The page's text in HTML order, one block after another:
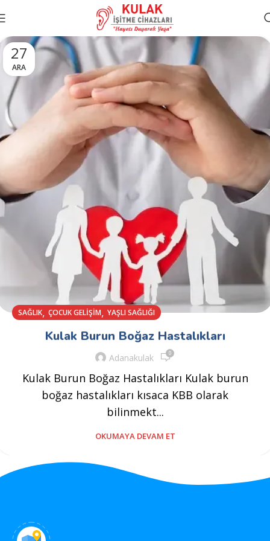
27
ARA
SAĞLIK, ÇOCUK GELIŞIM, YAŞLI SAĞLIĞI
Kulak Burun Boğaz Hastalıkları
Adanakulak 0
Kulak Burun Boğaz Hastalıkları Kulak burun
boğaz hastalıkları kısaca KBB olarak
bilinmekt...
OKUMAYA DEVAM ET